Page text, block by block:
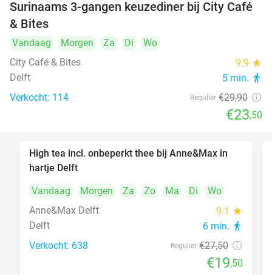
21%
Surinaams 3-gangen keuzediner bij City Café
& Bites
Vandaag Morgen Za Di
Wo
City Café & Bites
9.9 star
Delft 5 min. directions_walk
Verkocht: 114 Regulier €29,90
€23,50
29%
High tea incl. onbeperkt thee bij Anne&Max in
hartje Delft
Vandaag
Morgen Za Zo Ma Di
Wo
Anne&Max Delft
9.1 star
Delft 6 min. directions_walk
Verkocht: 638 Regulier €27,50
€19,50